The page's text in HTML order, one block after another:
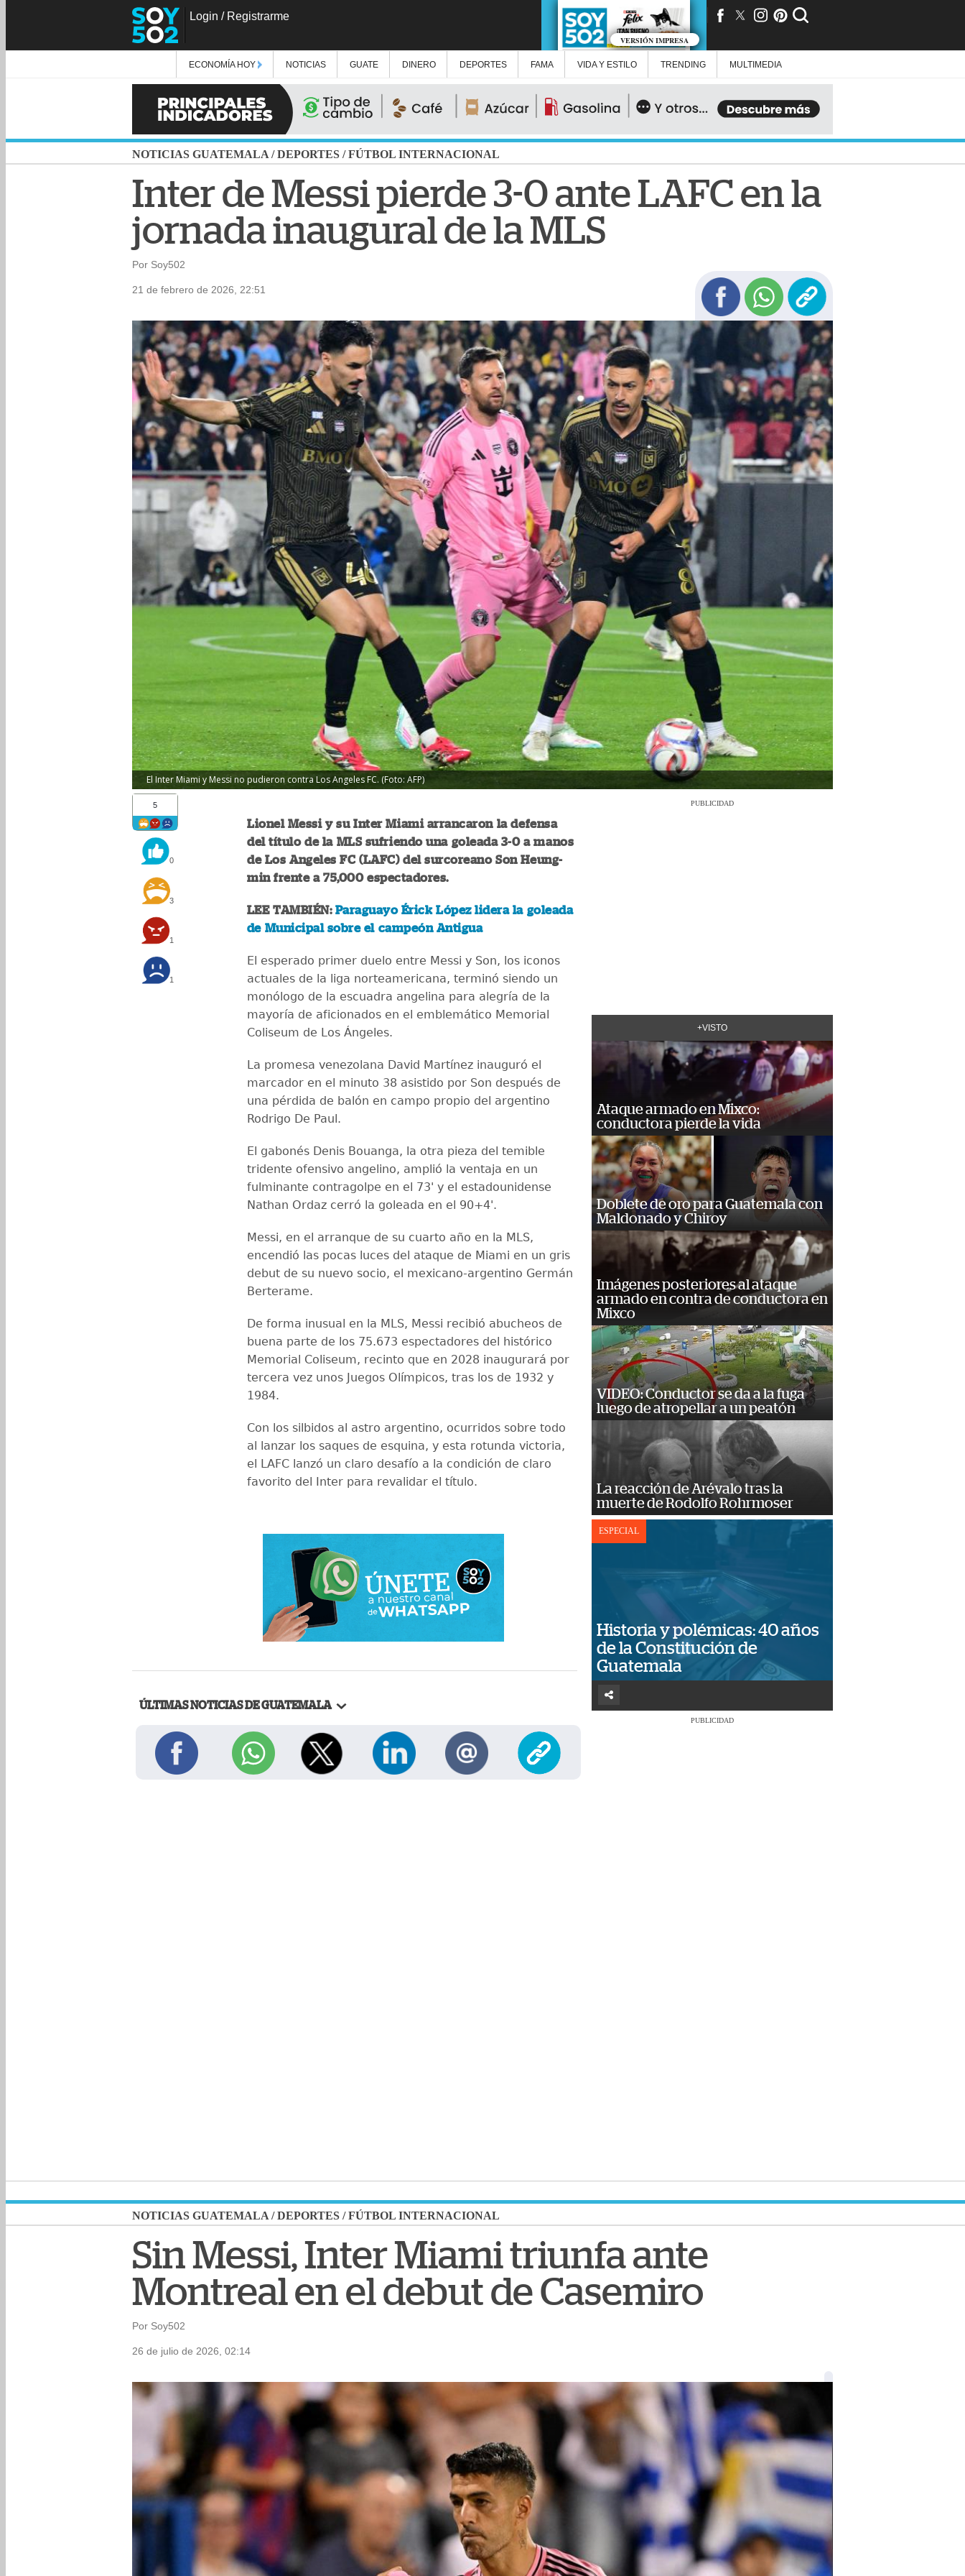
Login / Registrarme
VERSIÓN IMPRESA
ECONOMÍA HOY NOTICIAS GUATE DINERO DEPORTES FAMA VIDA Y ESTILO TRENDING MULTIMEDIA
NOTICIAS GUATEMALA /DEPORTES /FÚTBOL INTERNACIONAL
Inter de Messi pierde 3-0 ante LAFC en la
jornada inaugural de la MLS
Por Soy502
21 de febrero de 2026, 22:51
El Inter Miami y Messi no pudieron contra Los Angeles FC. (Foto: AFP)
5
0
3
1
1
Lionel Messi y su Inter Miami arrancaron la defensa
del título de la MLS sufriendo una goleada 3-0 a manos
de Los Angeles FC (LAFC) del surcoreano Son Heung-
min frente a 75,000 espectadores.
LEE TAMBIÉN:Paraguayo Érick López lidera la goleada
de Municipal sobre el campeón Antigua
El esperado primer duelo entre Messi y Son, los iconos
actuales de la liga norteamericana, terminó siendo un
monólogo de la escuadra angelina para alegría de la
mayoría de aficionados en el emblemático Memorial
Coliseum de Los Ángeles.
La promesa venezolana David Martínez inauguró el
marcador en el minuto 38 asistido por Son después de
una pérdida de balón en campo propio del argentino
Rodrigo De Paul.
El gabonés Denis Bouanga, la otra pieza del temible
tridente ofensivo angelino, amplió la ventaja en un
fulminante contragolpe en el 73' y el estadounidense
Nathan Ordaz cerró la goleada en el 90+4'.
Messi, en el arranque de su cuarto año en la MLS,
encendió las pocas luces del ataque de Miami en un gris
debut de su nuevo socio, el mexicano-argentino Germán
Berterame.
De forma inusual en la MLS, Messi recibió abucheos de
buena parte de los 75.673 espectadores del histórico
Memorial Coliseum, recinto que en 2028 inaugurará por
tercera vez unos Juegos Olímpicos, tras los de 1932 y
1984.
Con los silbidos al astro argentino, ocurridos sobre todo
al lanzar los saques de esquina, y esta rotunda victoria,
el LAFC lanzó un claro desafío a la condición de claro
favorito del Inter para revalidar el título.
ÚLTIMAS NOTICIAS DE GUATEMALA
PUBLICIDAD
+VISTO
Ataque armado en Mixco:
conductora pierde la vida
Doblete de oro para Guatemala con
Maldonado y Chiroy
Imágenes posteriores al ataque
armado en contra de conductora en
Mixco
VIDEO: Conductor se da a la fuga
luego de atropellar a un peatón
La reacción de Arévalo tras la
muerte de Rodolfo Rohrmoser
ESPECIAL
Historia y polémicas: 40 años
de la Constitución de
Guatemala
PUBLICIDAD
NOTICIAS GUATEMALA /DEPORTES /FÚTBOL INTERNACIONAL
Sin Messi, Inter Miami triunfa ante
Montreal en el debut de Casemiro
Por Soy502
26 de julio de 2026, 02:14